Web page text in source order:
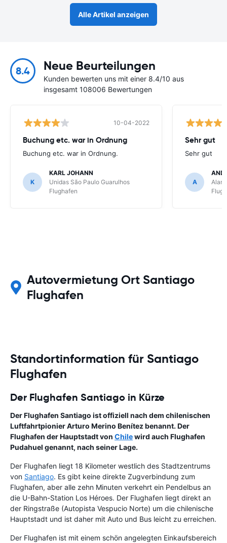
Alle Artikel anzeigen
8.4 Neue Beurteilungen
Kunden bewerten uns mit einer 8.4/10 aus
insgesamt 108006 Bewertungen
10-04-2022
Buchung etc. war in Ordnung
Buchung etc. war in Ordnung.
K
KARL JOHANN
Unidas São Paulo Guarulhos
Flughafen
Sehr gut
Sehr gut
A
Autovermietung Ort Santiago
Flughafen
Standortinformation für Santiago
Flughafen
Der Flughafen Santiago in Kürze
Der Flughafen Santiago ist offiziell nach dem chilenischen
Luftfahrtpionier Arturo Merino Benítez benannt. Der
Flughafen der Hauptstadt von Chilewird auch Flughafen
Pudahuel genannt, nach seiner Lage.
Der Flughafen liegt 18 Kilometer westlich des Stadtzentrums
von Santiago. Es gibt keine direkte Zugverbindung zum
Flughafen, aber alle zehn Minuten verkehrt ein Pendelbus an
die U-Bahn-Station Los Héroes. Der Flughafen liegt direkt an
der Ringstraße (Autopista Vespucio Norte) um die chilenische
Hauptstadt und ist daher mit Auto und Bus leicht zu erreichen.
Der Flughafen ist mit einem schön angelegten Einkaufsbereich